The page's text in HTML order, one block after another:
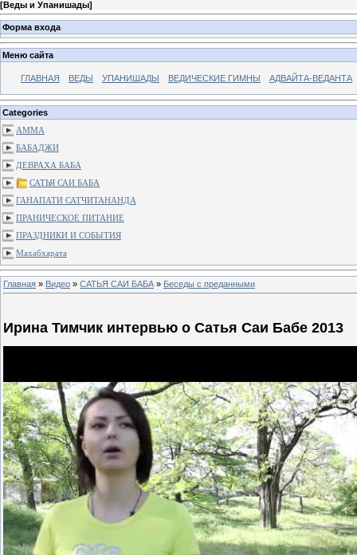
[Веды и Упанишады]
Форма входа
Меню сайта
ГЛАВНАЯ ВЕДЫ УПАНИШАДЫ ВЕДИЧЕСКИЕ ГИМНЫ АДВАЙТА-ВЕДАНТА
Categories
АММА
БАБАДЖИ
ДЕВРАХА БАБА
САТЬЯ САИ БАБА
ГАНАПАТИ САТЧИТАНАНДА
ПРАНИЧЕСКОЕ ПИТАНИЕ
ПРАЗДНИКИ И СОБЫТИЯ
Махабхарата
Главная » Видео » САТЬЯ САИ БАБА » Беседы с преданными
Ирина Тимчик интервью о Сатья Саи Бабе 2013